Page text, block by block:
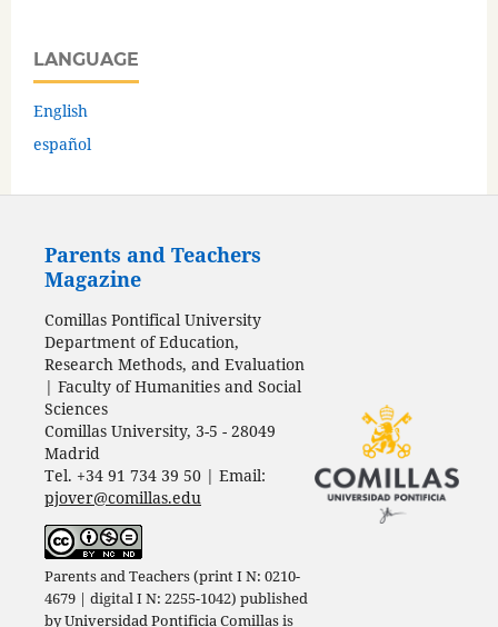
LANGUAGE
English
español
Parents and Teachers
Magazine
Comillas Pontifical University
Department of Education,
Research Methods, and Evaluation
| Faculty of Humanities and Social
Sciences
Comillas University, 3-5 - 28049
Madrid
Tel. +34 91 734 39 50 | Email:
pjover@comillas.edu
Parents and Teachers (print I N: 0210-
4679 | digital I N: 2255-1042) published
byUniversidad Pontificia Comillasis